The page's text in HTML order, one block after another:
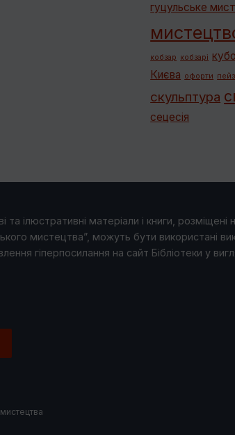
гуцульське
кобзар кобзарі
Києва офорти
скульптура
сецесія
та ілюстративні матеріали і книги, розміщені
мистецтва”, можуть бути використані
гіперпосилання на сайт Бібліотеки у